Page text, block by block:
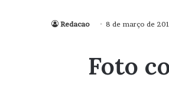
Redacao 8 de março de
Foto